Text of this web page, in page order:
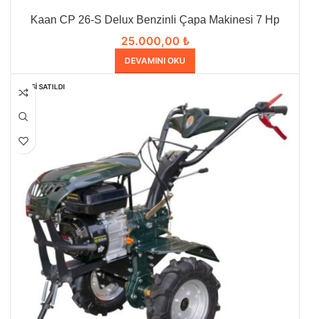
Kaan CP 26-S Delux Benzinli Çapa Makinesi 7 Hp
25.000,00 ₺
DEVAMINI OKU
HEPSI SATILDI